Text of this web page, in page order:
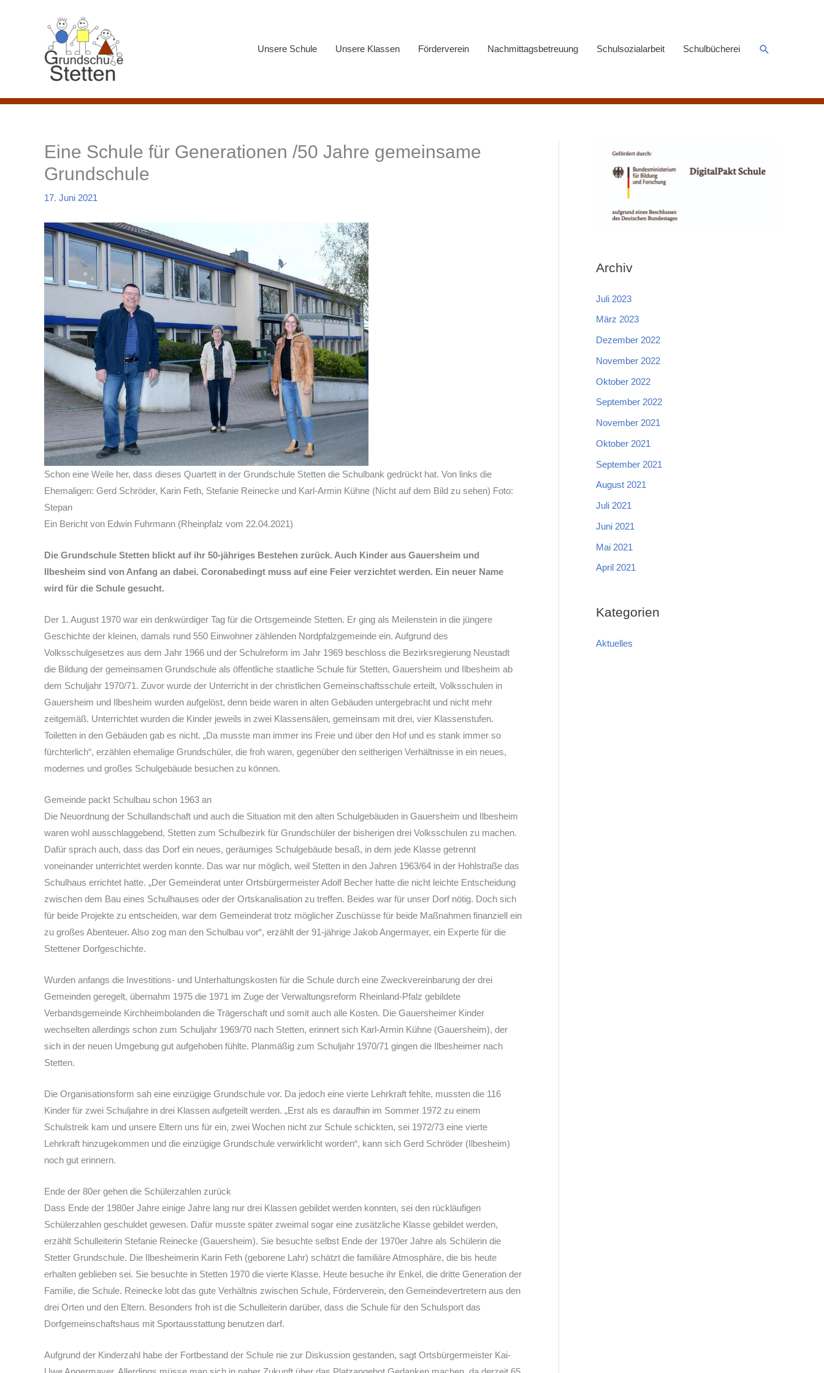
Unsere Schule Unsere Klassen Förderverein Nachmittagsbetreuung Schulsozialarbeit Schulbücherei Suchen
Eine Schule für Generationen /50 Jahre gemeinsame
Grundschule
17. Juni 2021
Schon eine Weile her, dass dieses Quartett in der Grundschule Stetten die Schulbank gedrückt hat. Von links die
Ehemaligen: Gerd Schröder, Karin Feth, Stefanie Reinecke und Karl-Armin Kühne (Nicht auf dem Bild zu sehen) Foto:
Stepan
Ein Bericht von Edwin Fuhrmann (Rheinpfalz vom 22.04.2021)
Die Grundschule Stetten blickt auf ihr 50-jähriges Bestehen zurück. Auch Kinder aus Gauersheim und
Ilbesheim sind von Anfang an dabei. Coronabedingt muss auf eine Feier verzichtet werden. Ein neuer Name
wird für die Schule gesucht.
Der 1. August 1970 war ein denkwürdiger Tag für die Ortsgemeinde Stetten. Er ging als Meilenstein in die jüngere
Geschichte der kleinen, damals rund 550 Einwohner zählenden Nordpfalzgemeinde ein. Aufgrund des
Volksschulgesetzes aus dem Jahr 1966 und der Schulreform im Jahr 1969 beschloss die Bezirksregierung Neustadt
die Bildung der gemeinsamen Grundschule als öffentliche staatliche Schule für Stetten, Gauersheim und Ilbesheim ab
dem Schuljahr 1970/71. Zuvor wurde der Unterricht in der christlichen Gemeinschaftsschule erteilt, Volksschulen in
Gauersheim und Ilbesheim wurden aufgelöst, denn beide waren in alten Gebäuden untergebracht und nicht mehr
zeitgemäß. Unterrichtet wurden die Kinder jeweils in zwei Klassensälen, gemeinsam mit drei, vier Klassenstufen.
Toiletten in den Gebäuden gab es nicht. „Da musste man immer ins Freie und über den Hof und es stank immer so
fürchterlich“, erzählen ehemalige Grundschüler, die froh waren, gegenüber den seitherigen Verhältnisse in ein neues,
modernes und großes Schulgebäude besuchen zu können.
Gemeinde packt Schulbau schon 1963 an
Die Neuordnung der Schullandschaft und auch die Situation mit den alten Schulgebäuden in Gauersheim und Ilbesheim
waren wohl ausschlaggebend, Stetten zum Schulbezirk für Grundschüler der bisherigen drei Volksschulen zu machen.
Dafür sprach auch, dass das Dorf ein neues, geräumiges Schulgebäude besaß, in dem jede Klasse getrennt
voneinander unterrichtet werden konnte. Das war nur möglich, weil Stetten in den Jahren 1963/64 in der Hohlstraße das
Schulhaus errichtet hatte. „Der Gemeinderat unter Ortsbürgermeister Adolf Becher hatte die nicht leichte Entscheidung
zwischen dem Bau eines Schulhauses oder der Ortskanalisation zu treffen. Beides war für unser Dorf nötig. Doch sich
für beide Projekte zu entscheiden, war dem Gemeinderat trotz möglicher Zuschüsse für beide Maßnahmen finanziell ein
zu großes Abenteuer. Also zog man den Schulbau vor“, erzählt der 91-jährige Jakob Angermayer, ein Experte für die
Stettener Dorfgeschichte.
Wurden anfangs die Investitions- und Unterhaltungskosten für die Schule durch eine Zweckvereinbarung der drei
Gemeinden geregelt, übernahm 1975 die 1971 im Zuge der Verwaltungsreform Rheinland-Pfalz gebildete
Verbandsgemeinde Kirchheimbolanden die Trägerschaft und somit auch alle Kosten. Die Gauersheimer Kinder
wechselten allerdings schon zum Schuljahr 1969/70 nach Stetten, erinnert sich Karl-Armin Kühne (Gauersheim), der
sich in der neuen Umgebung gut aufgehoben fühlte. Planmäßig zum Schuljahr 1970/71 gingen die Ilbesheimer nach
Stetten.
Die Organisationsform sah eine einzügige Grundschule vor. Da jedoch eine vierte Lehrkraft fehlte, mussten die 116
Kinder für zwei Schuljahre in drei Klassen aufgeteilt werden. „Erst als es daraufhin im Sommer 1972 zu einem
Schulstreik kam und unsere Eltern uns für ein, zwei Wochen nicht zur Schule schickten, sei 1972/73 eine vierte
Lehrkraft hinzugekommen und die einzügige Grundschule verwirklicht worden“, kann sich Gerd Schröder (Ilbesheim)
noch gut erinnern.
Ende der 80er gehen die Schülerzahlen zurück
Dass Ende der 1980er Jahre einige Jahre lang nur drei Klassen gebildet werden konnten, sei den rückläufigen
Schülerzahlen geschuldet gewesen. Dafür musste später zweimal sogar eine zusätzliche Klasse gebildet werden,
erzählt Schulleiterin Stefanie Reinecke (Gauersheim). Sie besuchte selbst Ende der 1970er Jahre als Schülerin die
Stetter Grundschule. Die Ilbesheimerin Karin Feth (geborene Lahr) schätzt die familiäre Atmosphäre, die bis heute
erhalten geblieben sei. Sie besuchte in Stetten 1970 die vierte Klasse. Heute besuche ihr Enkel, die dritte Generation der
Familie, die Schule. Reinecke lobt das gute Verhältnis zwischen Schule, Förderverein, den Gemeindevertretern aus den
drei Orten und den Eltern. Besonders froh ist die Schulleiterin darüber, dass die Schule für den Schulsport das
Dorfgemeinschaftshaus mit Sportausstattung benutzen darf.
Aufgrund der Kinderzahl habe der Fortbestand der Schule nie zur Diskussion gestanden, sagt Ortsbürgermeister Kai-
Archiv
Juli 2023
März 2023
Dezember 2022
November 2022
Oktober 2022
September 2022
November 2021
Oktober 2021
September 2021
August 2021
Juli 2021
Juni 2021
Mai 2021
April 2021
Kategorien
Aktuelles